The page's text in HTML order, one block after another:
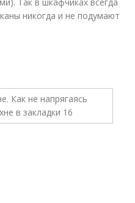
никогда и не подумают